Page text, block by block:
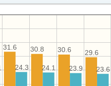
29.6
30.6
30.8
31.6
23.6
23.9
24.1
24.3